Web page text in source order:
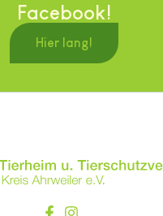
Facebook!
Hier lang!